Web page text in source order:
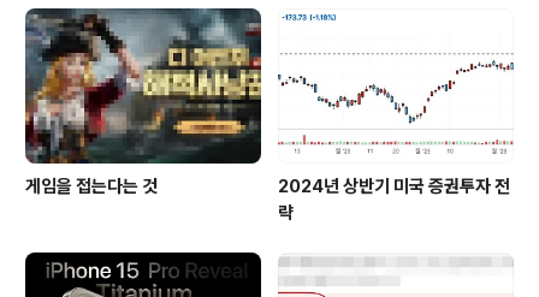
게임을 접는다는 것
2024년 상반기 미국 증권투자 전
략